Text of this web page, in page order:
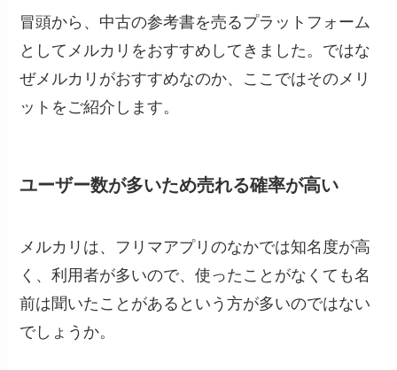
冒頭から、中古の参考書を売るプラットフォーム
としてメルカリをおすすめしてきました。ではな
ぜメルカリがおすすめなのか、ここではそのメリ
ットをご紹介します。
ユーザー数が多いため売れる確率が高い
メルカリは、フリマアプリのなかでは知名度が高
く、利用者が多いので、使ったことがなくても名
前は聞いたことがあるという方が多いのではない
でしょうか。